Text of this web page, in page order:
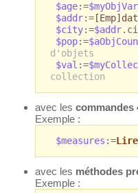
$age:=$myObjVar
$addr:=
$city:=$addr
$pop:=
d'objets
$val :=
collection
avec les commandes
Exemple :
$measures :=Lire
avec les méthodes
Exemple :